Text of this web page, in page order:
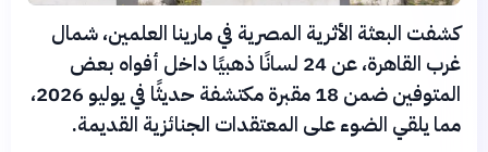
كشفت البعثة الأثرية المصرية في مارينا العلمين، شمال
غرب القاهرة، عن 24 لسانًا ذهبيًا داخل أفواه بعض
المتوفين ضمن 18 مقبرة مكتشفة حديثًا في يوليو 2026،
مما يلقي الضوء على المعتقدات الجنائزية القديمة.